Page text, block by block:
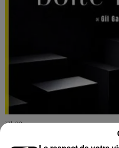
13h28
CHARTRES -
NOIRE